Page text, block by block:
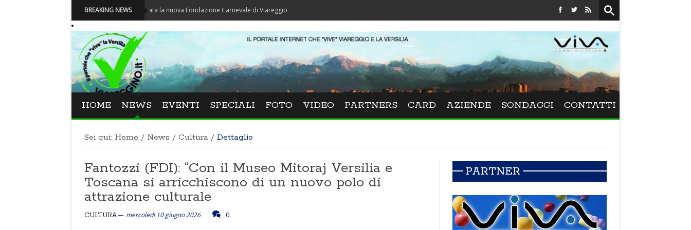
BREAKING NEWS
Carnevale - Nominata la nuova Fondazione Carnevale di Viareggio Festival La Versiliana - La direttrice lucchese Beatrice
HOME NEWS EVENTI SPECIALI FOTO VIDEO PARTNERS CARD AZIENDE SONDAGGI CONTATTI
Sei qui: Home / News / Cultura / Dettaglio
Fantozzi (FDI): “Con il Museo Mitoraj Versilia e
Toscana si arricchiscono di un nuovo polo di
attrazione culturale
CULTURA mercoledì 10 giugno 2026 0
PARTNER